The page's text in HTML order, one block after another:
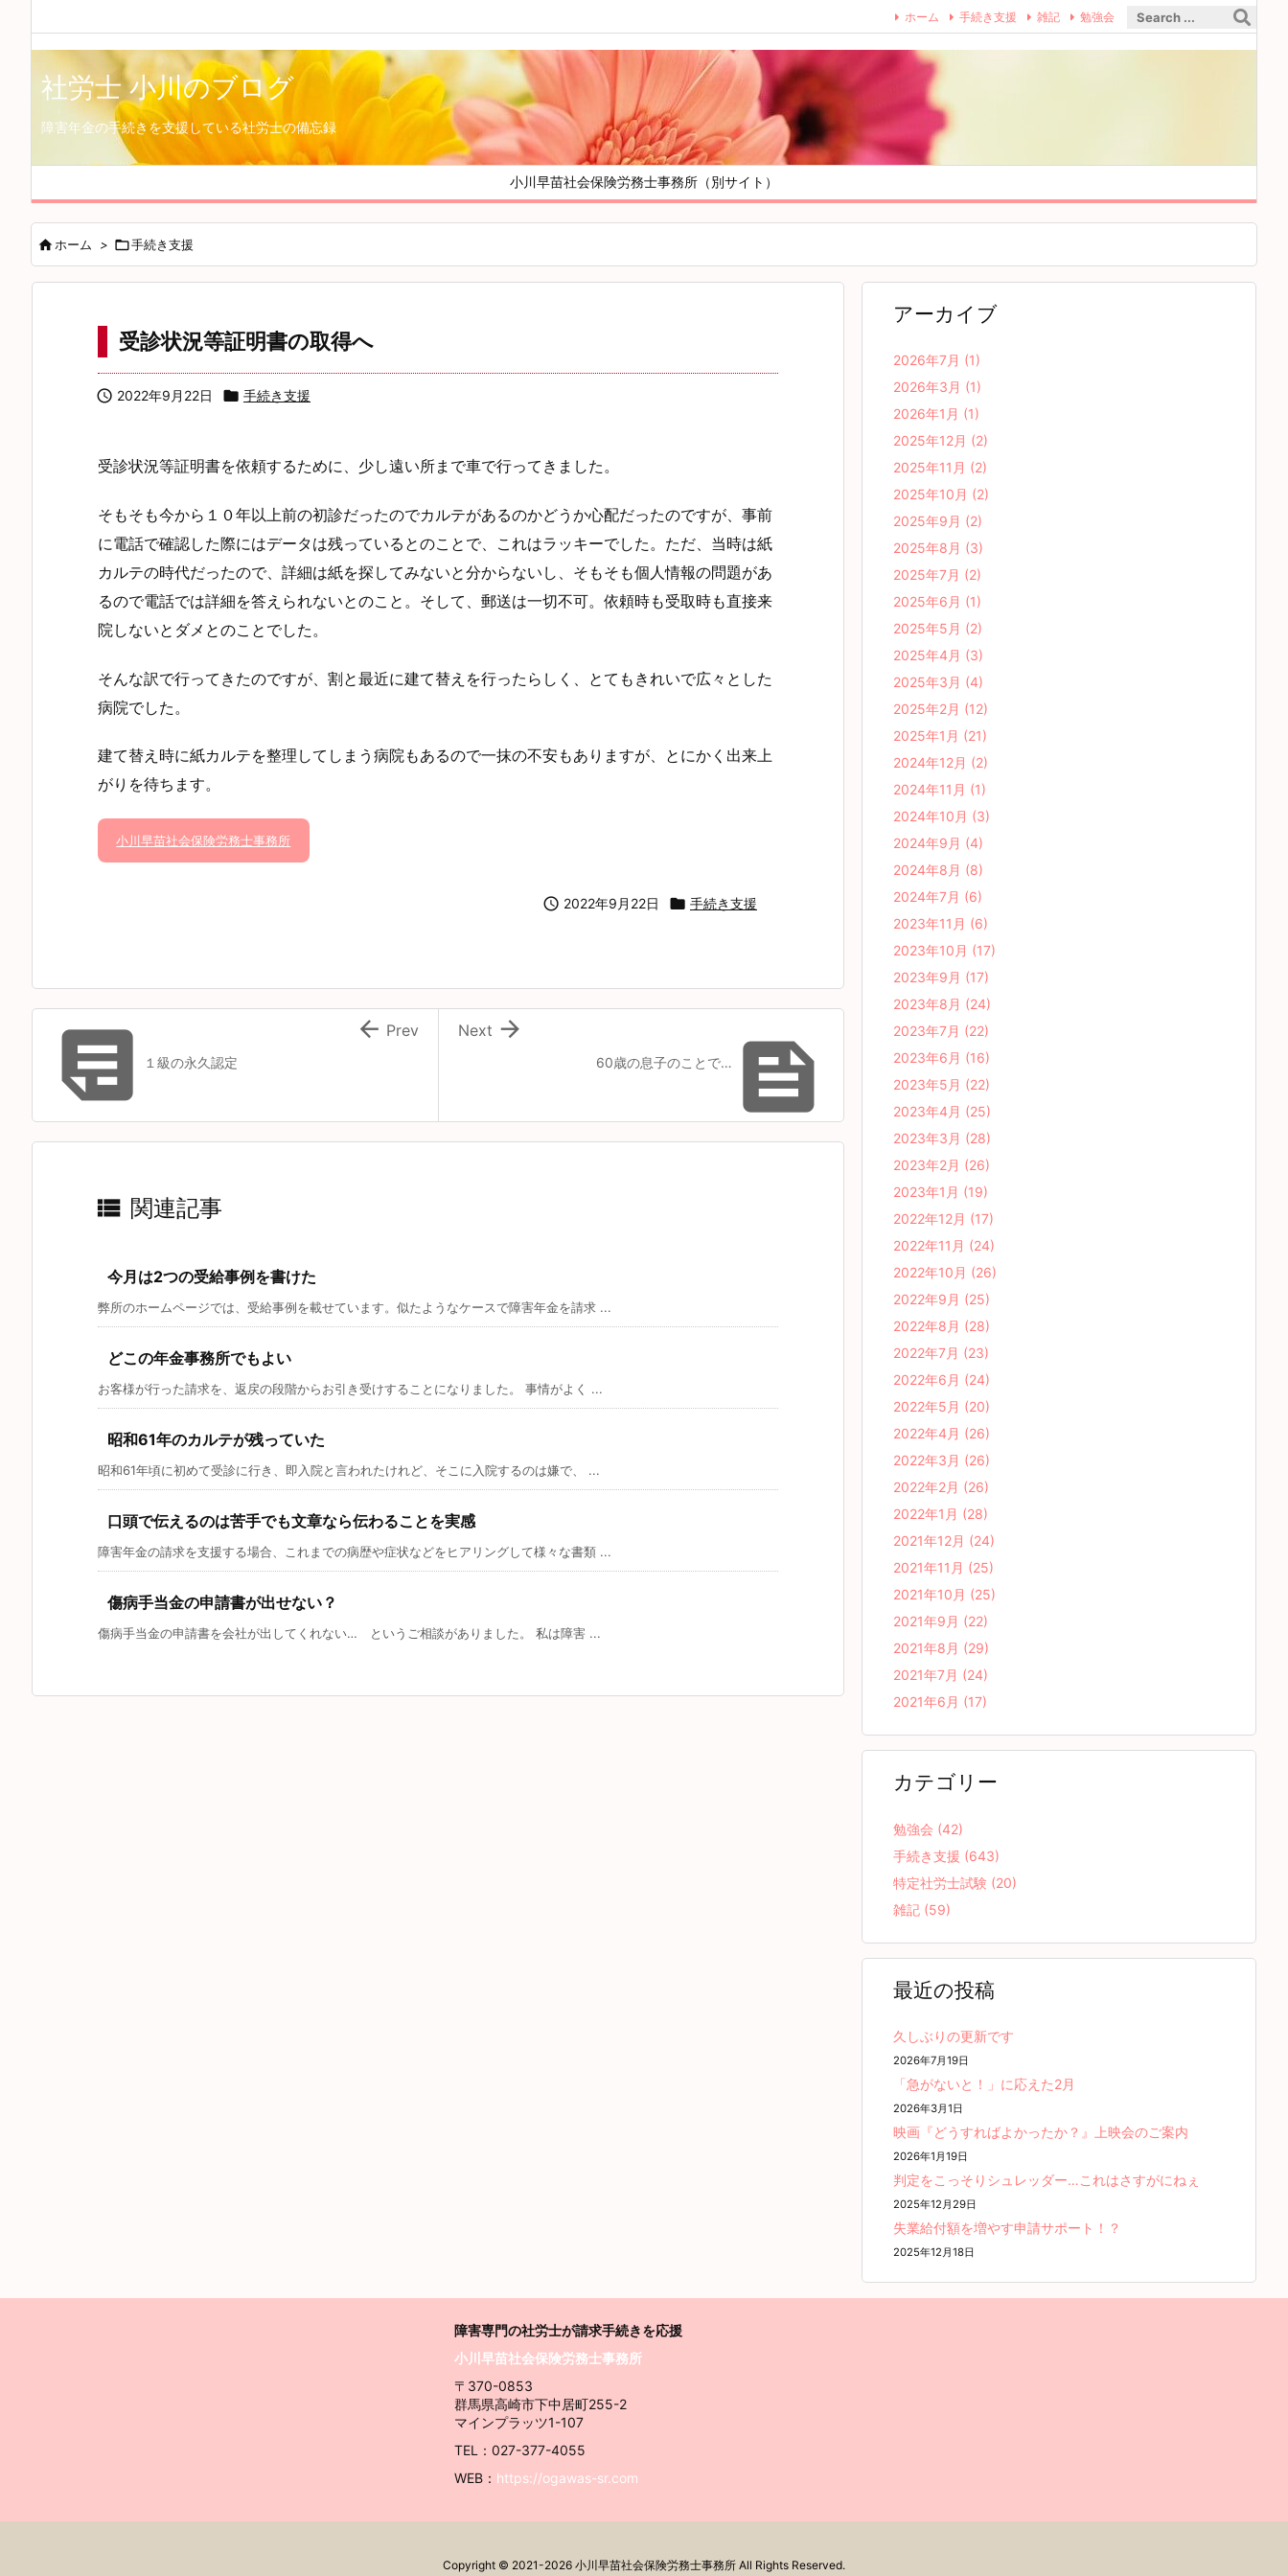
社労士 小川のブログ
障害年金の手続きを支援している社労士の備忘録
小川早苗社会保険労務士事務所（別サイト）
ホーム 手続き支援 雑記 勉強会
ホーム > 手続き支援
受診状況等証明書の取得へ
 2022年9月22日  手続き支援
受診状況等証明書を依頼するために、少し遠い所まで車で行ってきました。
そもそも今から１０年以上前の初診だったのでカルテがあるのかどうか心配だったのですが、事前
に電話で確認した際にはデータは残っているとのことで、これはラッキーでした。ただ、当時は紙
カルテの時代だったので、詳細は紙を探してみないと分からないし、そもそも個人情報の問題があ
るので電話では詳細を答えられないとのこと。そして、郵送は一切不可。依頼時も受取時も直接来
院しないとダメとのことでした。
そんな訳で行ってきたのですが、割と最近に建て替えを行ったらしく、とてもきれいで広々とした
病院でした。
建て替え時に紙カルテを整理してしまう病院もあるので一抹の不安もありますが、とにかく出来上
がりを待ちます。
小川早苗社会保険労務士事務所
 2022年9月22日  手続き支援

60歳の息子のことで…

Next
 １級の永久認定
 Prev
 関連記事
今月は2つの受給事例を書けた
弊所のホームページでは、受給事例を載せています。似たようなケースで障害年金を請求 ...
どこの年金事務所でもよい
お客様が行った請求を、返戻の段階からお引き受けすることになりました。 事情がよく ...
昭和61年のカルテが残っていた
昭和61年頃に初めて受診に行き、即入院と言われたけれど、そこに入院するのは嫌で、 ...
口頭で伝えるのは苦手でも文章なら伝わることを実感
障害年金の請求を支援する場合、これまでの病歴や症状などをヒアリングして様々な書類 ...
傷病手当金の申請書が出せない？
傷病手当金の申請書を会社が出してくれない… というご相談がありました。 私は障害 ...
アーカイブ
2026年7月 (1)
2026年3月 (1)
2026年1月 (1)
2025年12月 (2)
2025年11月 (2)
2025年10月 (2)
2025年9月 (2)
2025年8月 (3)
2025年7月 (2)
2025年6月 (1)
2025年5月 (2)
2025年4月 (3)
2025年3月 (4)
2025年2月 (12)
2025年1月 (21)
2024年12月 (2)
2024年11月 (1)
2024年10月 (3)
2024年9月 (4)
2024年8月 (8)
2024年7月 (6)
2023年11月 (6)
2023年10月 (17)
2023年9月 (17)
2023年8月 (24)
2023年7月 (22)
2023年6月 (16)
2023年5月 (22)
2023年4月 (25)
2023年3月 (28)
2023年2月 (26)
2023年1月 (19)
2022年12月 (17)
2022年11月 (24)
2022年10月 (26)
2022年9月 (25)
2022年8月 (28)
2022年7月 (23)
2022年6月 (24)
2022年5月 (20)
2022年4月 (26)
2022年3月 (26)
2022年2月 (26)
2022年1月 (28)
2021年12月 (24)
2021年11月 (25)
2021年10月 (25)
2021年9月 (22)
2021年8月 (29)
2021年7月 (24)
2021年6月 (17)
カテゴリー
勉強会 (42)
手続き支援 (643)
特定社労士試験 (20)
雑記 (59)
最近の投稿
久しぶりの更新です
2026年7月19日
「急がないと！」に応えた2月
2026年3月1日
映画『どうすればよかったか？』上映会のご案内
2026年1月19日
判定をこっそりシュレッダー…これはさすがにねぇ
2025年12月29日
失業給付額を増やす申請サポート！？
2025年12月18日
障害専門の社労士が請求手続きを応援
小川早苗社会保険労務士事務所
〒370-0853
群馬県高崎市下中居町255-2
マインプラッツ1-107
TEL：027-377-4055
WEB： https://ogawas-sr.com
Copyright © 2021-2026 小川早苗社会保険労務士事務所 All Rights Reserved.